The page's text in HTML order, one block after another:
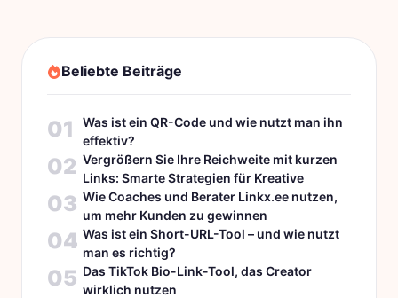
Beliebte Beiträge
01
Was ist ein QR-Code und wie nutzt man ihn
effektiv?
02 Vergrößern Sie Ihre Reichweite mit kurzen
Links: Smarte Strategien für Kreative
03 Wie Coaches und Berater Linkx.ee nutzen,
um mehr Kunden zu gewinnen
04 Was ist ein Short-URL-Tool – und wie nutzt
man es richtig?
05 Das TikTok Bio-Link-Tool, das Creator
wirklich nutzen